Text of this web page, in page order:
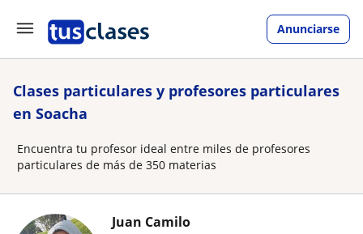
Anunciarse
Clases particulares y profesores particulares
en Soacha
Encuentra tu profesor ideal entre miles de profesores
particulares de más de 350 materias
Juan Camilo